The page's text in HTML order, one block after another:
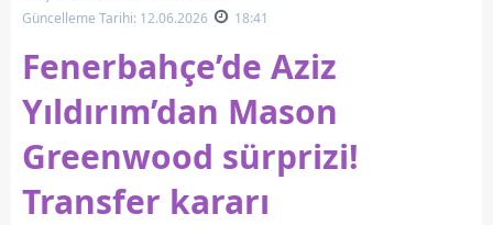
Güncelleme Tarihi: 12.06.2026
18:41
Fenerbahçe’de Aziz
Yıldırım’dan Mason
Greenwood sürprizi!
Transfer kararı